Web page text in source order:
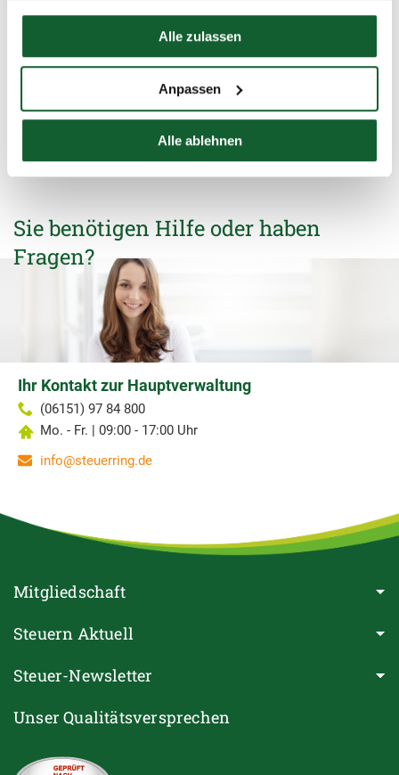
Hier finden Sie unserImpressum
Alle zulassen
Anpassen
Alle ablehnen
schließen und zurück zur Liste
Sie benötigen Hilfe oder haben
Fragen?
Ihr Kontakt zur Hauptverwaltung
(06151) 97 84 800
Mo. - Fr. | 09:00 - 17:00 Uhr
info@steuerring.de
Mitgliedschaft
Steuern Aktuell
Steuer-Newsletter
Unser Qualitätsversprechen